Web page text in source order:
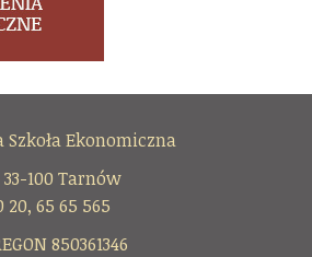
Ekonomiczna
100 Tarnów
20, 65 65 565
850361346